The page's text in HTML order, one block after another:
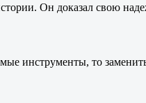
Он доказал свою
инструменты, то